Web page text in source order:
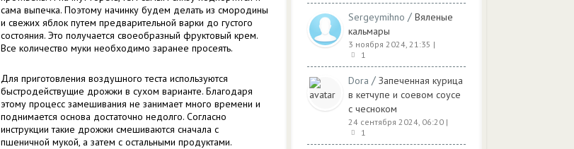
сама выпечка. Поэтому начинку будем делать из смородины
и свежих яблок путем предварительной варки до густого
состояния. Это получается своеобразный фруктовый крем.
Все количество муки необходимо заранее просеять.
Для приготовления воздушного теста используются
быстродействущие дрожжи в сухом варианте. Благодаря
этому процесс замешивания не занимает много времени и
поднимается основа достаточно недолго. Согласно
инструкции такие дрожжи смешиваются сначала с
пшеничной мукой, а затем с остальными продуктами.
Sergeymihno / Вяленые
кальмары
3 ноября 2024, 21:35 |
1
Dora / Запеченная курица
в кетчупе и соевом соусе
с чесноком
24 сентября 2024, 06:20 |
1